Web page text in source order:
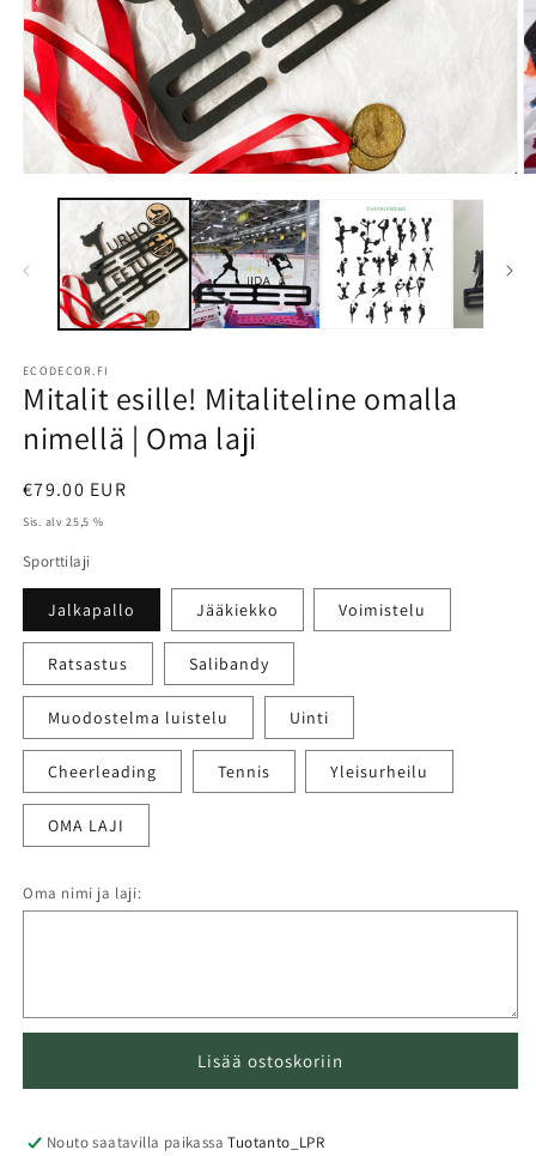
Avaa
aineisto
modaalisessa
ikkunassa
ECODECOR.FI
Mitalit esille! Mitaliteline omalla
nimellä | Oma laji
Normaalihinta
€79.00 EUR
Sis. alv 25,5 %
Sporttilaji
Jalkapallo Jääkiekko Voimistelu
Ratsastus Salibandy
Muodostelma luistelu Uinti
Cheerleading Tennis Yleisurheilu
OMA LAJI
Oma nimi ja laji:
Lisää ostoskoriin
Nouto saatavilla paikassaTuotanto_LPR